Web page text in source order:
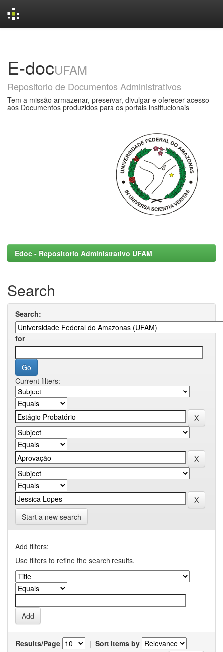
E-docUFAM
Repositorio de Documentos Administrativos
Tem a missão armazenar, preservar, divulgar e oferecer acesso
aos Documentos produzidos para os portais institucionais
Edoc - Repositorio Administrativo UFAM
Search
Search:
for
Current filters:
Start a new search
Add filters:
Use filters to refine the search results.
Results/Page | Sort items by